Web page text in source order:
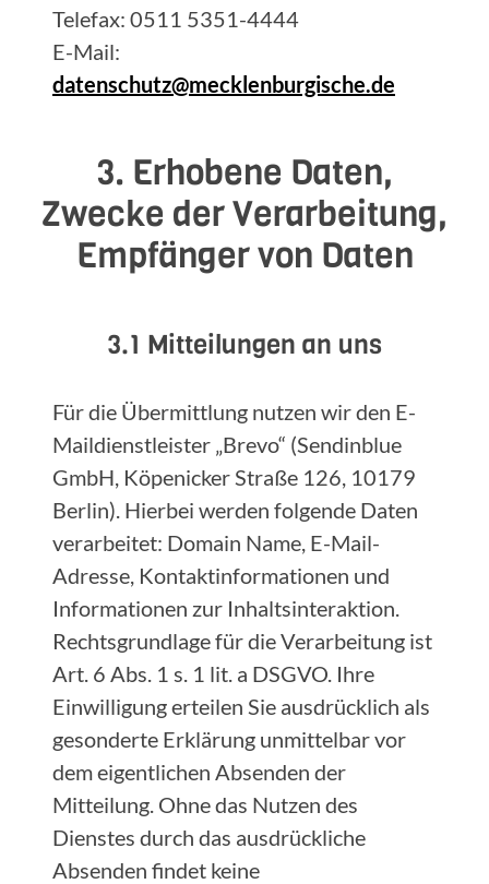
Telefax: 0511 5351-4444
E-Mail:
datenschutz@mecklenburgische.de
3. Erhobene Daten,
Zwecke der Verarbeitung,
Empfänger von Daten
3.1 Mitteilungen an uns
Für die Übermittlung nutzen wir den E-
Maildienstleister „Brevo“ (Sendinblue
GmbH, Köpenicker Straße 126, 10179
Berlin). Hierbei werden folgende Daten
verarbeitet: Domain Name, E-Mail-
Adresse, Kontaktinformationen und
Informationen zur Inhaltsinteraktion.
Rechtsgrundlage für die Verarbeitung ist
Art. 6 Abs. 1 s. 1 lit. a DSGVO. Ihre
Einwilligung erteilen Sie ausdrücklich als
gesonderte Erklärung unmittelbar vor
dem eigentlichen Absenden der
Mitteilung. Ohne das Nutzen des
Dienstes durch das ausdrückliche
Absenden findet keine